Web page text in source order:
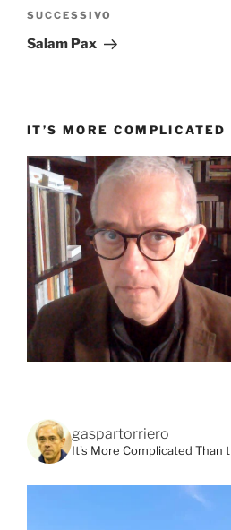
Articolo
successivo
SUCCESSIVO
Salam Pax
IT’S MORE
gaspartorriero
It's More Complicated Than